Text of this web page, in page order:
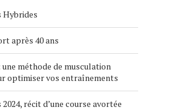
Hybrides
après 40 ans
méthode de musculation
optimiser vos entraînements
récit d’une course avortée